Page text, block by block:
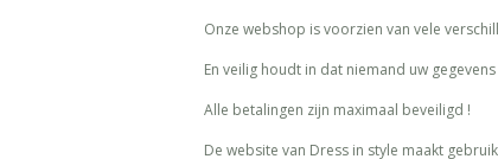
Onze webshop is voorzien van vele
En veilig houdt in dat niemand uw
Alle betalingen zijn maximaal beveiligd !
De website van Dress in style maakt